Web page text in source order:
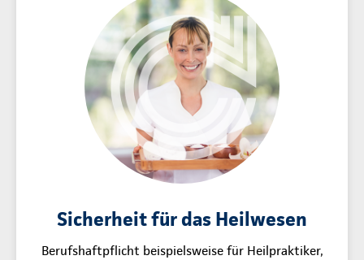
Sicherheit für das Heilwesen
Berufshaftpflicht beispielsweise für Heilpraktiker,